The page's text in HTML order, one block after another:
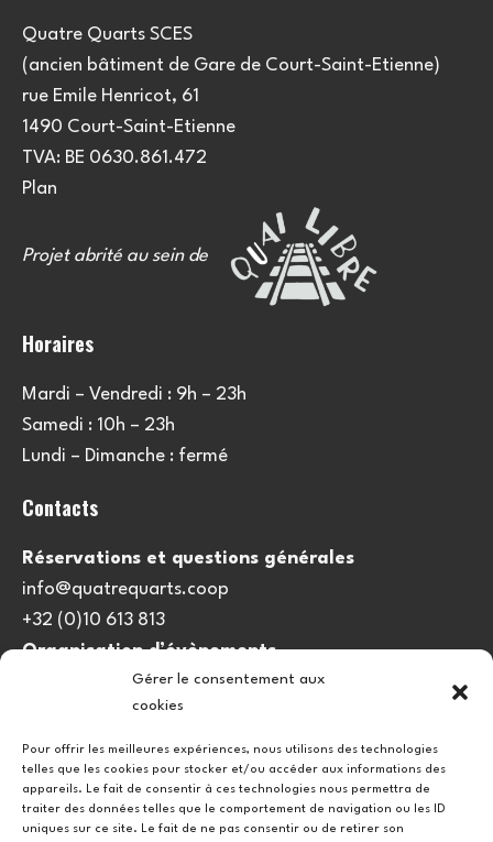
Gérer le consentement aux
cookies
Pour offrir les meilleures expériences, nous utilisons des technologies
telles que les cookies pour stocker et/ou accéder aux informations des
appareils. Le fait de consentir à ces technologies nous permettra de
traiter des données telles que le comportement de navigation ou les ID
uniques sur ce site. Le fait de ne pas consentir ou de retirer son
Quatre Quarts SCES
(ancien bâtiment de Gare de Court-Saint-Etienne)
rue Emile Henricot, 61
1490 Court-Saint-Etienne
TVA: BE 0630.861.472
Plan
Projet abrité au sein de
Horaires
Mardi – Vendredi : 9h – 23h
Samedi : 10h – 23h
Lundi – Dimanche : fermé
Contacts
Réservations et questions générales
info@quatrequarts.coop
+32 (0)10 613 813
Organisation d’évènements
viedulieu@quatrequarts.coop
Politique de cookies (UE)